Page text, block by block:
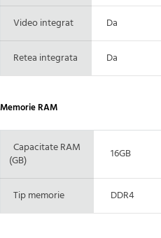
Video integrat Da
Retea integrata Da
Memorie RAM
Capacitate RAM
(GB)
16GB
Tip memorie DDR4